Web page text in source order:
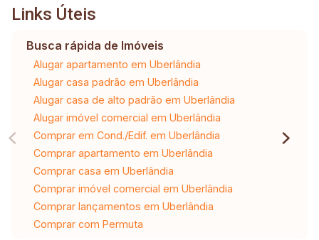
Links Úteis
Busca rápida de Imóveis
Alugar apartamento em Uberlândia
Alugar casa padrão em Uberlândia
Alugar casa de alto padrão em Uberlândia
Alugar imóvel comercial em Uberlândia
Comprar em Cond./Edif. em Uberlândia
Comprar apartamento em Uberlândia
Comprar casa em Uberlândia
Comprar imóvel comercial em Uberlândia
Comprar lançamentos em Uberlândia
Comprar com Permuta